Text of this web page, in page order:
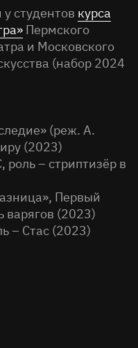
студентов курса
Пермского
и Московского
(набор 2024
(реж. А.
(2023)
– стриптизёр в
Первый
варягов (2023)
– Стас (2023)